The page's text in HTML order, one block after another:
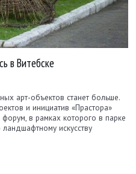
в Витебске
арт-объектов станет больше.
и инициатив «Прастора»
в рамках которого в парке
искусству